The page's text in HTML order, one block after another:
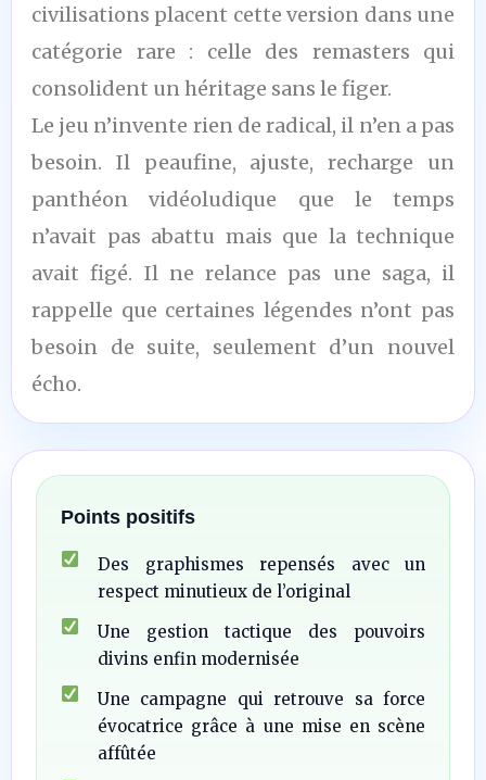
civilisations placent cette version dans une
catégorie rare : celle des remasters qui
consolident un héritage sans le figer.
Le jeu n’invente rien de radical, il n’en a pas
besoin. Il peaufine, ajuste, recharge un
panthéon vidéoludique que le temps
n’avait pas abattu mais que la technique
avait figé. Il ne relance pas une saga, il
rappelle que certaines légendes n’ont pas
besoin de suite, seulement d’un nouvel
écho.
Points positifs
Des graphismes repensés avec un
respect minutieux de l’original
Une gestion tactique des pouvoirs
divins enfin modernisée
Une campagne qui retrouve sa force
évocatrice grâce à une mise en scène
affûtée